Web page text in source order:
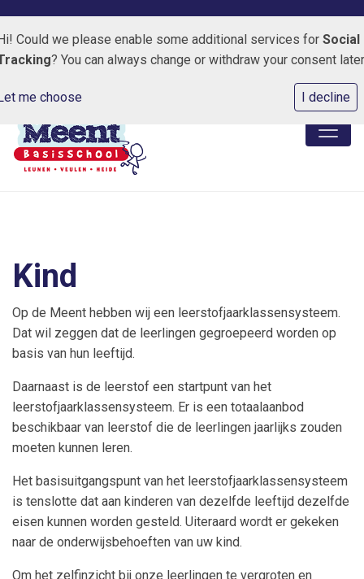
Kapelweg 3 5809 AJ Leunen 0478-550125 E-
Kind
Op de Meent hebben wij een leerstofjaarklassensysteem.
Dat wil zeggen dat de leerlingen gegroepeerd worden op
basis van hun leeftijd.
Daarnaast is de leerstof een startpunt van het
leerstofjaarklassensysteem. Er is een totaalaanbod
beschikbaar van leerstof die de leerlingen jaarlijks zouden
moeten kunnen leren.
Het basisuitgangspunt van het leerstofjaarklassensysteem
is tenslotte dat aan kinderen van dezelfde leeftijd dezelfde
eisen kunnen worden gesteld. Uiteraard wordt er gekeken
naar de onderwijsbehoeften van uw kind.
Om het zelfinzicht bij onze leerlingen te vergroten en
Could we please enable some additional services for Social
? You can always change or withdraw your consent
me choose I decline